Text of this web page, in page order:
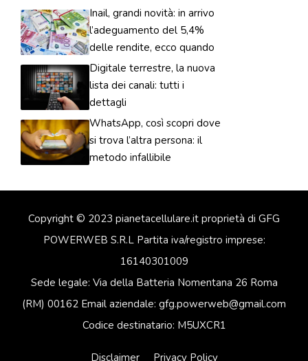
Inail, grandi novità: in arrivo
l’adeguamento del 5,4%
delle rendite, ecco quando
Digitale terrestre, la nuova
lista dei canali: tutti i
dettagli
WhatsApp, così scopri dove
si trova l’altra persona: il
metodo infallibile
Copyright © 2023 pianetacellulare.it proprietà di GFG
POWERWEB S.R.L Partita iva/registro imprese:
16140301009
Sede legale: Via della Batteria Nomentana 26 Roma
(RM) 00162 Email aziendale: gfg.powerweb@gmail.com
Codice destinatario: M5UXCR1
Disclaimer Privacy Policy